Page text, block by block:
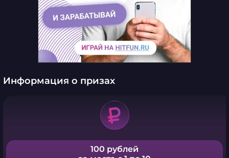
Информация о призах
100 рублей